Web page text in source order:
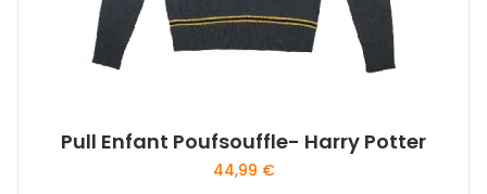
Pull Enfant Poufsouffle- Harry Potter
44,99 €